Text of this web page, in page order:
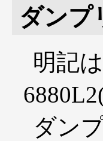
ダンプ
明記
ダン